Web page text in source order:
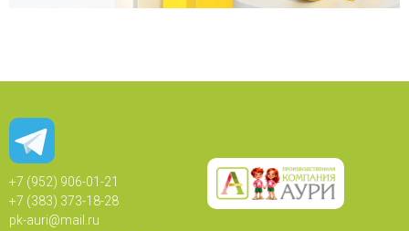
+7 (952) 906-01-21
+7 (383) 373-18-28
pk-auri@mail.ru